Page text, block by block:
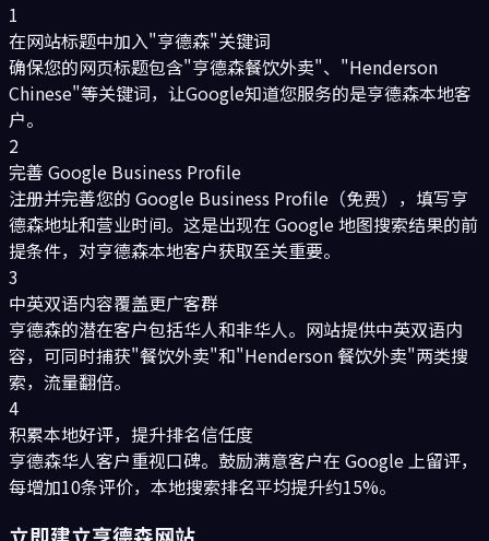
1
在网站标题中加入"亨德森"关键词
确保您的网页标题包含"亨德森餐饮外卖"、"Henderson
Chinese"等关键词，让Google知道您服务的是亨德森本地客
户。
2
完善 Google Business Profile
注册并完善您的 Google Business Profile（免费），填写亨
德森地址和营业时间。这是出现在 Google 地图搜索结果的前
提条件，对亨德森本地客户获取至关重要。
3
中英双语内容覆盖更广客群
亨德森的潜在客户包括华人和非华人。网站提供中英双语内
容，可同时捕获"餐饮外卖"和"Henderson 餐饮外卖"两类搜
索，流量翻倍。
4
积累本地好评，提升排名信任度
亨德森华人客户重视口碑。鼓励满意客户在 Google 上留评，
每增加10条评价，本地搜索排名平均提升约15%。